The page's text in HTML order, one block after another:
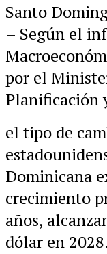
Santo
– Según el
por el
Planificación
el tipo de
Dominicana
crecimiento
años,
dólar en 2028.